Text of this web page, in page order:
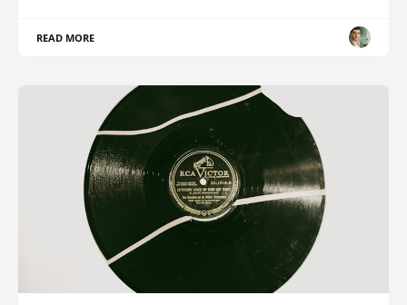
READ MORE